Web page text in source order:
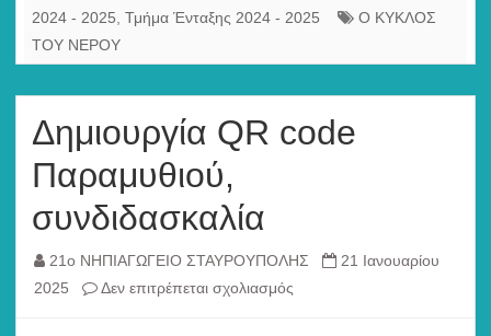
ΤΟΥ
συνδιδασκαλία
2024 - 2025 Τμήμα Ένταξης 2024 - 2025
Ο ΚΥΚΛΟΣ
ΤΟΥ ΝΕΡΟΥ
Δημιουργία QR code
Παραμυθιού,
συνδιδασκαλία
21ο ΝΗΠΙΑΓΩΓΕΙΟ ΣΤΑΥΡΟΥΠΟΛΗΣ
21 Ιανουαρίου
2025
Δεν επιτρέπεται σχολιασμός